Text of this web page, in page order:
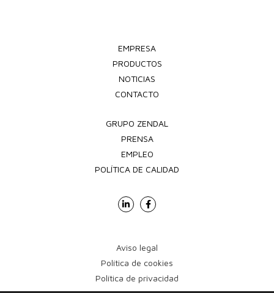
EMPRESA
PRODUCTOS
NOTICIAS
CONTACTO
GRUPO ZENDAL
PRENSA
EMPLEO
POLÍTICA DE CALIDAD
Aviso legal
Política de cookies
Política de privacidad